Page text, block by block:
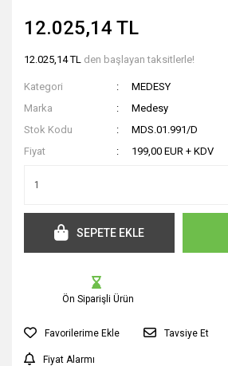
12.025,14 TL
12.025,14 TL den başlayan taksitlerle!
Kategori
MEDESY
Marka
Medesy
Stok Kodu
MDS.01.991/D
Fiyat
199,00 EUR + KDV
SEPETE EKLE
Ön Siparişli Ürün
Tavsiye Et
Fiyat Alarmı